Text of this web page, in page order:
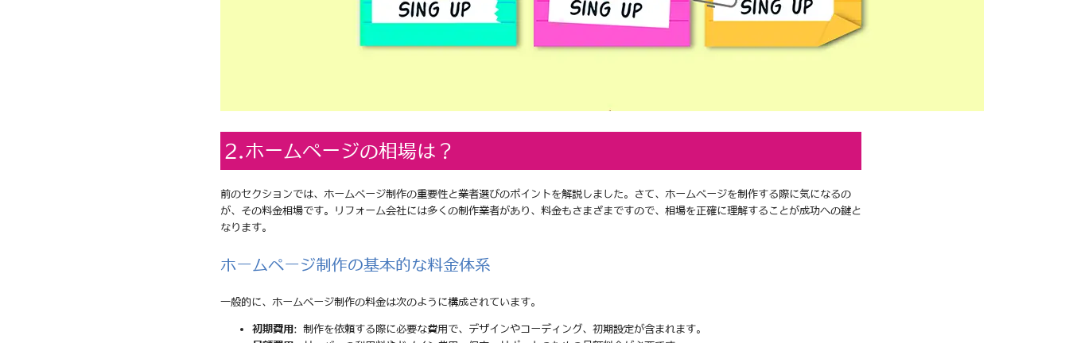
2.ホームページの相場は？
前のセクションでは、ホームページ制作の重要性と業者選びのポイントを解説しました。さて、ホームページを制作する際に気になるの
が、その料金相場です。リフォーム会社には多くの制作業者があり、料金もさまざまですので、相場を正確に理解することが成功への鍵と
なります。
ホームページ制作の基本的な料金体系
一般的に、ホームページ制作の料金は次のように構成されています。
初期費用 : 制作を依頼する際に必要な費用で、デザインやコーディング、初期設定が含まれます。